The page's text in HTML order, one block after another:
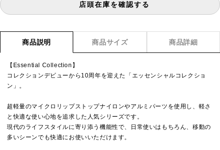
店頭在庫を確認する
商品説明 商品サイズ 商品詳細
【Essential Collection】
コレクションデビューから10周年を迎えた「エッセンシャルコレクショ
ン」。
超軽量のマイクロリップストップナイロンやアルミパーツを使用し、軽さ
と快適な使い心地を追求した人気シリーズです。
現代のライフスタイルに寄り添う機能性で、日常使いはもちろん、移動の
多いシーンでも快適にお使いいただけます。